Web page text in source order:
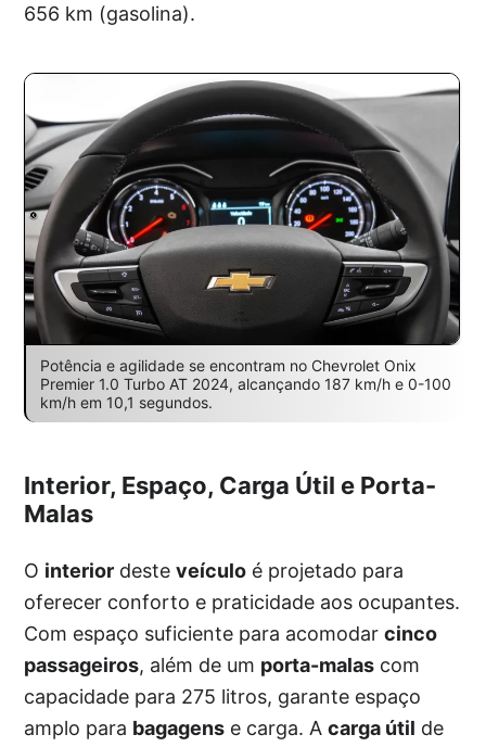
656 km (gasolina).
Potência e agilidade se encontram no Chevrolet Onix
Premier 1.0 Turbo AT 2024, alcançando 187 km/h e 0-100
km/h em 10,1 segundos.
Interior, Espaço, Carga Útil e Porta-
Malas
O interior desteveículo é projetado para
oferecer conforto e praticidade aos ocupantes.
Com espaço suficiente para acomodarcinco
passageiros, além de um porta-malas com
capacidade para 275 litros, garante espaço
amplo para bagagens e carga. Acarga útil de